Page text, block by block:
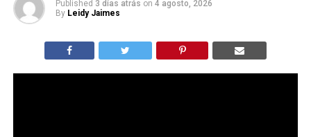
Published 3 días atrás on 4 agosto, 2026
By Leidy Jaimes